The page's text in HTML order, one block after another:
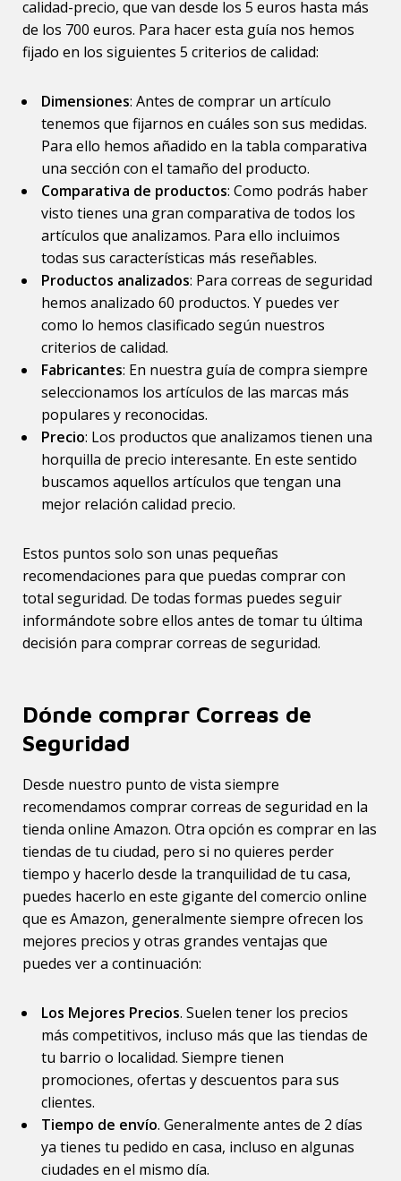
calidad-precio, que van desde los 5 euros hasta más
de los 700 euros. Para hacer esta guía nos hemos
fijado en los siguientes 5 criterios de calidad:
Dimensiones: Antes de comprar un artículo
tenemos que fijarnos en cuáles son sus medidas.
Para ello hemos añadido en la tabla comparativa
una sección con el tamaño del producto.
Comparativa de productos: Como podrás haber
visto tienes una gran comparativa de todos los
artículos que analizamos. Para ello incluimos
todas sus características más reseñables.
Productos analizados: Para correas de seguridad
hemos analizado 60 productos. Y puedes ver
como lo hemos clasificado según nuestros
criterios de calidad.
Fabricantes: En nuestra guía de compra siempre
seleccionamos los artículos de las marcas más
populares y reconocidas.
Precio: Los productos que analizamos tienen una
horquilla de precio interesante. En este sentido
buscamos aquellos artículos que tengan una
mejor relación calidad precio.
Estos puntos solo son unas pequeñas
recomendaciones para que puedas comprar con
total seguridad. De todas formas puedes seguir
informándote sobre ellos antes de tomar tu última
decisión para comprar correas de seguridad.
Dónde comprar Correas de
Seguridad
Desde nuestro punto de vista siempre
recomendamos comprar correas de seguridad en la
tienda online Amazon. Otra opción es comprar en las
tiendas de tu ciudad, pero si no quieres perder
tiempo y hacerlo desde la tranquilidad de tu casa,
puedes hacerlo en este gigante del comercio online
que es Amazon, generalmente siempre ofrecen los
mejores precios y otras grandes ventajas que
puedes ver a continuación:
Los Mejores Precios. Suelen tener los precios
más competitivos, incluso más que las tiendas de
tu barrio o localidad. Siempre tienen
promociones, ofertas y descuentos para sus
clientes.
Tiempo de envío. Generalmente antes de 2 días
ya tienes tu pedido en casa, incluso en algunas
ciudades en el mismo día.